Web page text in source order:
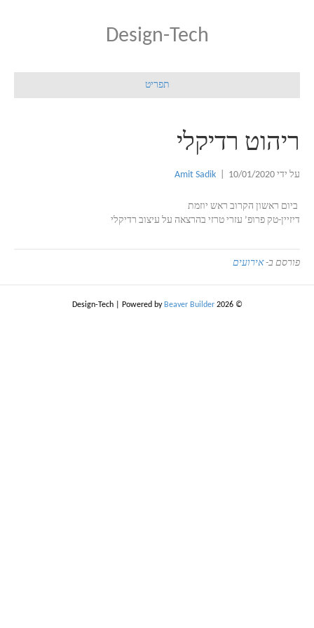
Design-Tech
תפריט
ריהוט רדיקלי
על ידי Amit Sadik 10/01/2020
ביום ראשון הקרוב ראש יוזמת
דיזיין-טק פרופ’ עזרי טרזי בהרצאה על עיצוב רדיקלי
פורסם ב-אירועים
© 2026 Design-Tech
Powered by Beaver Builder